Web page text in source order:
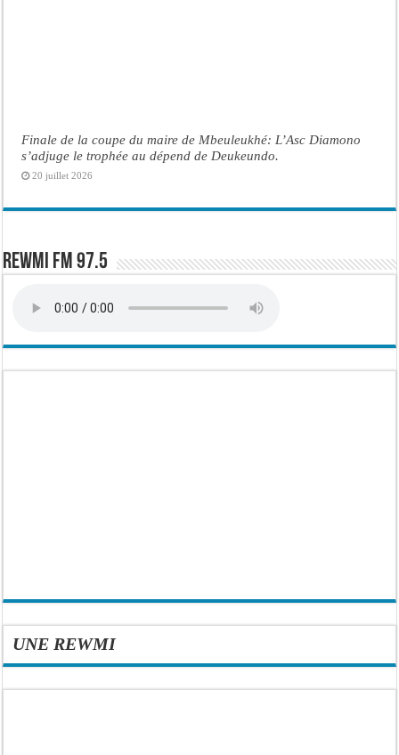
Finale de la coupe du maire de Mbeuleukhé: L’Asc Diamono
s’adjuge le trophée au dépend de Deukeundo.
20 juillet 2026
Rewmi FM 97.5
UNE REWMI